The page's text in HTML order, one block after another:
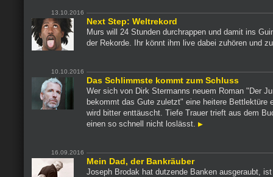
13.10.2016
Next Step: Weltrekord
Murs will 24 Stunden durchrappen und damit ins
der Rekorde. Ihr könnt ihm live dabei zuhören und
10.10.2016
Das Schlimmste kommt zum Schluss
Wer sich von Dirk Stermanns neuem Roman "Der
bekommt das Gute zuletzt" eine heitere Bettlektüre
wird bitter enttäuscht. Tiefe Trauer trieft aus dem
einen so schnell nicht loslässt.
16.09.2016
Mein Dad, der Bankräuber
Joseph Brodak hat dutzende Banken ausgeraubt,